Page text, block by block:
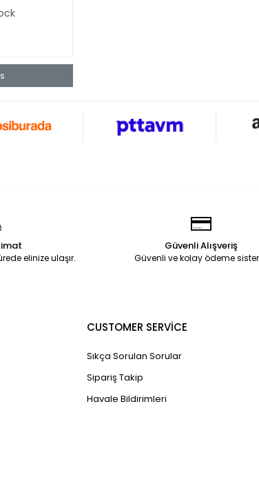
elinize ulaşır.
Güvenli Alışveriş
Güvenli ve kolay ödeme
CUSTOMER SERVİCE
Sıkça Sorulan Sorular
Sipariş Takip
Havale Bildirimleri